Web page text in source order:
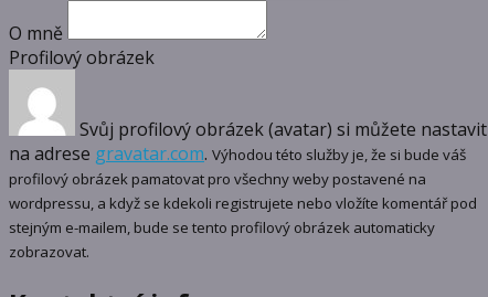
O mně
Profilový obrázek
Svůj profilový obrázek (avatar) si můžete nastavit
na adrese gravatar.com. Výhodou této služby je, že si bude váš
profilový obrázek pamatovat pro všechny weby postavené na
wordpressu, a když se kdekoli registrujete nebo vložíte komentář pod
stejným e-mailem, bude se tento profilový obrázek automaticky
zobrazovat.